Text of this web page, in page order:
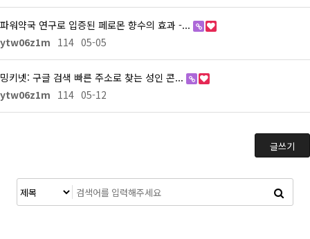
파워약국 연구로 입증된 페로몬 향수의 효과 -...
ytw06z1m 114 05-05
밍키넷: 구글 검색 빠른 주소로 찾는 성인 콘...
ytw06z1m 114 05-12
글쓰기